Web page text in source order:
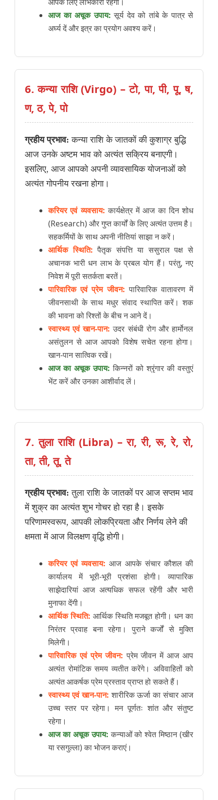
आज का अचूक उपाय: सूर्य देव को तांबे के पात्र से
अर्घ्य दें और इत्र का प्रयोग अवश्य करें।
6. कन्या राशि (Virgo) – टो, पा, पी, पू, ष,
ण, ठ, पे, पो
ग्रहीय प्रभाव: कन्या राशि के जातकों की कुशाग्र बुद्धि
आज उनके अष्टम भाव को अत्यंत सक्रिय बनाएगी।
इसलिए, आज आपको अपनी व्यावसायिक योजनाओं को
अत्यंत गोपनीय रखना होगा।
करियर एवं व्यवसाय: कार्यक्षेत्र में आज का दिन शोध
(Research) और गुप्त कार्यों के लिए अत्यंत उत्तम है।
सहकर्मियों के साथ अपनी नीतियां साझा न करें।
आर्थिक स्थिति: पैतृक संपत्ति या ससुराल पक्ष से
अचानक भारी धन लाभ के प्रबल योग हैं। परंतु, नए
निवेश में पूरी सतर्कता बरतें।
पारिवारिक एवं प्रेम जीवन: पारिवारिक वातावरण में
जीवनसाथी के साथ मधुर संवाद स्थापित करें। शक
की भावना को रिश्तों के बीच न आने दें।
स्वास्थ्य एवं खान-पान: उदर संबंधी रोग और हार्मोनल
असंतुलन से आज आपको विशेष सचेत रहना होगा।
खान-पान सात्विक रखें।
आज का अचूक उपाय: किन्नरों को श्रृंगार की वस्तुएं
भेंट करें और उनका आशीर्वाद लें।
7. तुला राशि (Libra) – रा, री, रू, रे, रो,
ता, ती, तू, ते
ग्रहीय प्रभाव: तुला राशि के जातकों पर आज सप्तम भाव
में शुक्र का अत्यंत शुभ गोचर हो रहा है। इसके
परिणामस्वरूप, आपकी लोकप्रियता और निर्णय लेने की
क्षमता में आज विलक्षण वृद्धि होगी।
करियर एवं व्यवसाय: आज आपके संचार कौशल की
कार्यालय में भूरी-भूरी प्रशंसा होगी। व्यापारिक
साझेदारियां आज अत्यधिक सफल रहेंगी और भारी
मुनाफा देंगी।
आर्थिक स्थिति: आर्थिक स्थिति मजबूत होगी। धन का
निरंतर प्रवाह बना रहेगा। पुराने कर्जों से मुक्ति
मिलेगी।
पारिवारिक एवं प्रेम जीवन: प्रेम जीवन में आज आप
अत्यंत रोमांटिक समय व्यतीत करेंगे। अविवाहितों को
अत्यंत आकर्षक प्रेम प्रस्ताव प्राप्त हो सकते हैं।
स्वास्थ्य एवं खान-पान: शारीरिक ऊर्जा का संचार आज
उच्च स्तर पर रहेगा। मन पूर्णतः शांत और संतुष्ट
रहेगा।
आज का अचूक उपाय: कन्याओं को श्वेत मिष्ठान (खीर
या रसगुल्ला) का भोजन कराएं।